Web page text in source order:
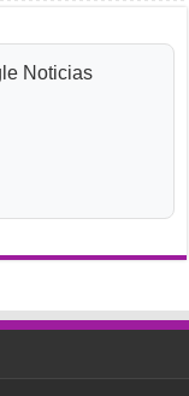
Noticias